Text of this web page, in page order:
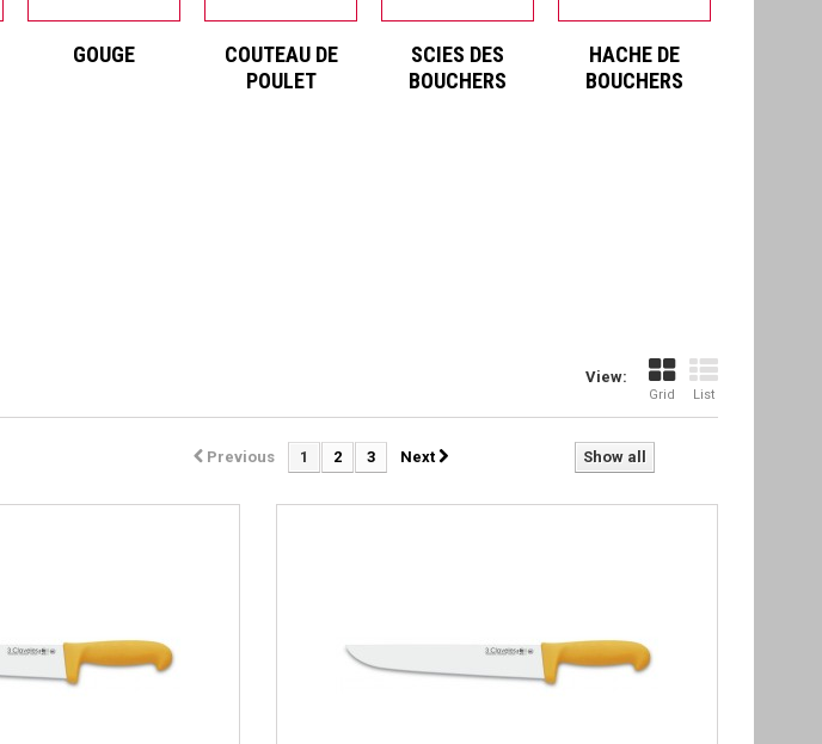
GOUGE
COUTEAU DE
POULET
SCIES DES
BOUCHERS
HACHE DE
BOUCHERS
View:
Grid List
Show all
Previous 1 2 3 Next